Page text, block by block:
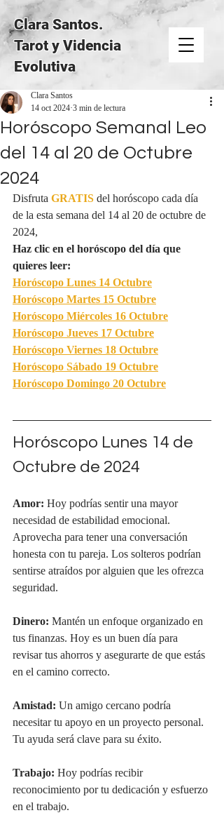
Clara Santos.
Tarot y Videncia
Evolutiva
Horóscopo Semanal Leo
del 14 al 20 de Octubre
2024
Clara Santos
14 oct 20243 min de lectura
Disfruta GRATISdel horóscopo cada día
de la esta semana del 14 al 20 de octubre de
2024,
Haz clic en el horóscopo del día que
quieres leer:
Horóscopo Lunes 14 Octubre
Horóscopo Martes 15 Octubre
Horóscopo Miércoles 16 Octubre
Horóscopo Jueves 17 Octubre
Horóscopo Viernes 18 Octubre
Horóscopo Sábado 19 Octubre
Horóscopo Domingo 20 Octubre
Horóscopo Lunes 14 de
Octubre de 2024
Amor: Hoy podrías sentir una mayor
necesidad de estabilidad emocional.
Aprovecha para tener una conversación
honesta con tu pareja. Los solteros podrían
sentirse atraídos por alguien que les ofrezca
seguridad.
Dinero: Mantén un enfoque organizado en
tus finanzas. Hoy es un buen día para
revisar tus ahorros y asegurarte de que estás
en el camino correcto.
Amistad: Un amigo cercano podría
necesitar tu apoyo en un proyecto personal.
Tu ayuda será clave para su éxito.
Trabajo: Hoy podrías recibir
reconocimiento por tu dedicación y esfuerzo
en el trabajo.